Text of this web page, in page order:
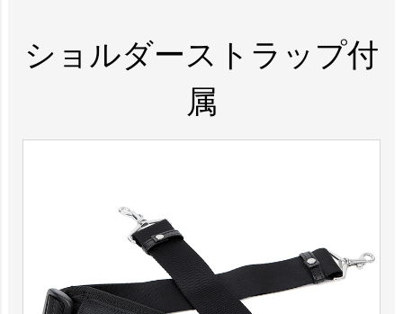
ショルダーストラップ付
属